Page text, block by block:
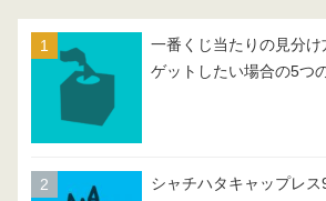
一番くじ当たりの見分
ゲットしたい場合の5つ
シャチハタキャップレ